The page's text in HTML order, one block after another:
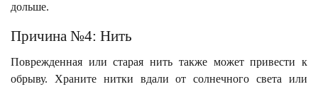
дольше.
Причина №4: Нить
Поврежденная или старая нить также может привести к
обрыву. Храните нитки вдали от солнечного света или